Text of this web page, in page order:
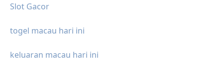
Slot Gacor
togel macau hari ini
keluaran macau hari ini